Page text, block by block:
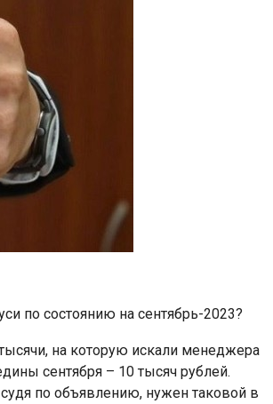
по состоянию на сентябрь-2023?
на которую искали менеджера
сентября – 10 тысяч рублей.
по объявлению, нужен таковой в